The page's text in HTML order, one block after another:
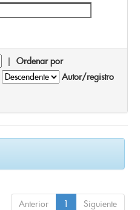
| Ordenar por
Autor/registro
Anterior 1 Siguiente